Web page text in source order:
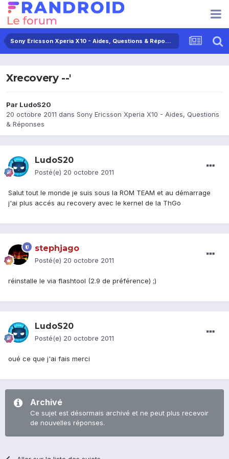
Sony Ericsson Xperia X10 - Aides, Questions & Réponses
Xrecovery --'
Par LudoS20
20 octobre 2011 dans Sony Ericsson Xperia X10 - Aides, Questions
& Réponses
LudoS20
Posté(e) 20 octobre 2011
Salut tout le monde je suis sous la ROM TEAM et au démarrage
j'ai plus accés au recovery avec le kernel de la ThGo
stephjago
Posté(e) 20 octobre 2011
réinstalle le via flashtool (2.9 de préférence) ;)
LudoS20
Posté(e) 20 octobre 2011
oué ce que j'ai fais merci
Archivé
Ce sujet est désormais archivé et ne peut plus recevoir
de nouvelles réponses.